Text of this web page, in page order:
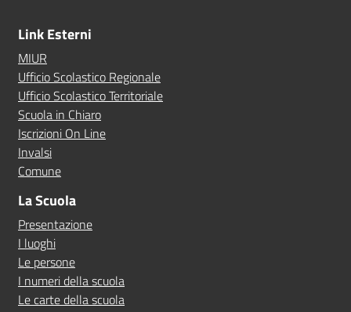
Link Esterni
MIUR
Ufficio Scolastico Regionale
Ufficio Scolastico Territoriale
Scuola in Chiaro
Iscrizioni On Line
Invalsi
Comune
La Scuola
Presentazione
I luoghi
Le persone
I numeri della scuola
Le carte della scuola